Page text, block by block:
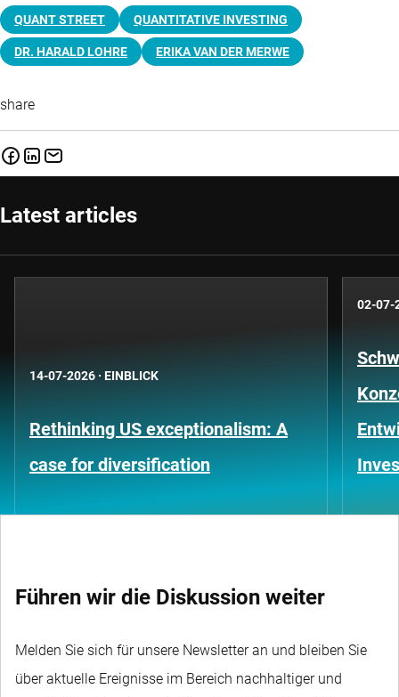
QUANT STREET QUANTITATIVE INVESTING
DR. HARALD LOHRE ERIKA VAN DER MERWE
share
Latest articles
14-07-2026 · EINBLICK
Rethinking US exceptionalism: A
case for diversification
02-07-
Führen wir die Diskussion weiter
Melden Sie sich für unsere Newsletter an und bleiben Sie
über aktuelle Ereignisse im Bereich nachhaltiger und